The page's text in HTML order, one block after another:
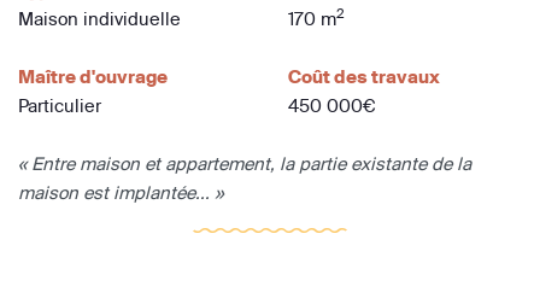
Maison individuelle
170 m2
Maître d'ouvrage
Particulier
Coût des travaux
450 000€
« Entre maison et appartement, la partie existante de la
maison est implantée... »